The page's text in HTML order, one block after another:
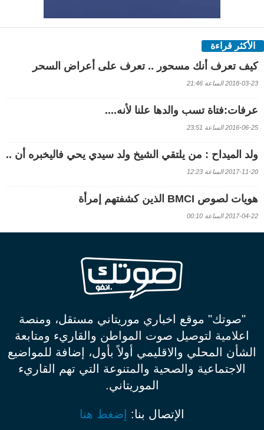
الأكثر قراءة
كيف تعرف أنك مسحور .. تعرف على أعراض السحر
2018-03-23 الساعة 21:46
عرفات:فتاة تسب والدها علنا لأنه....
2016-06-25 الساعة 23:51
ولد الميداح : من يلتقي الشيخ ولد سيدي يحي فاليخبره أن ..
2017-11-20 الساعة 12:23
هويات لصوص BMCI الذين كشفتهم إمرأة
2017-04-22 الساعة 00:10
"صوتك" موقع اخباري موريتاني مستقل، ومنصة
اعلامية لتوصيل صوت المواطن والقاريء ومتابعة
الشأن المحلي والاقليمي أولاً بأول، إضافة للمواضيع
الاجتماعية والصحية والمتنوعة التي تهم القاريء
الموريتاني.
الإتصال بنا: إضغط هنا